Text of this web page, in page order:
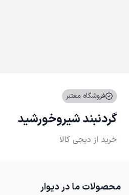
فروشگاه معتبر
گردنبند شیروخورشید
خرید از دیجی کالا
محصولات ما در دیوار